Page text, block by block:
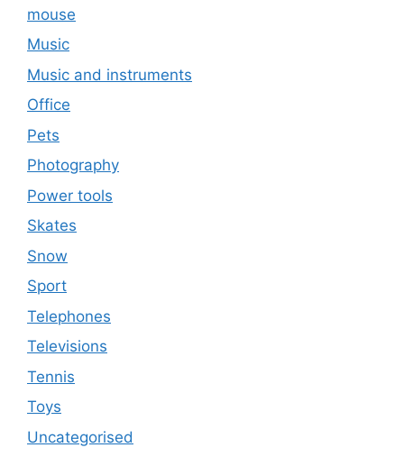
mouse
Music
Music and instruments
Office
Pets
Photography
Power tools
Skates
Snow
Sport
Telephones
Televisions
Tennis
Toys
Uncategorised